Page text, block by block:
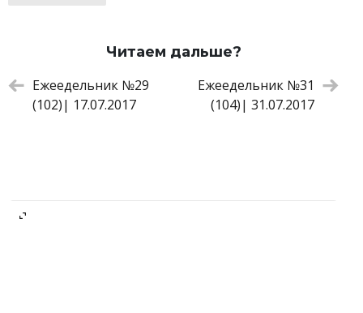
Читаем дальше?
Ежеедельник №29
(102)| 17.07.2017
Ежеедельник №31
(104)| 31.07.2017